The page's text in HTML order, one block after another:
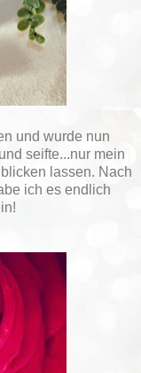
und wurde nun
seifte...nur mein
lassen. Nach
ich es endlich